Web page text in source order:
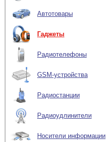
Автотовары
Гаджеты
Радиотелефоны
GSM-устройства
Радиостанции
Радиоудлинители
Носители информации